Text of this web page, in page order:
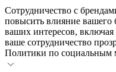
Сотрудничество с
повысить влияние вашего
ваших интересов,
ваше сотрудничество
Политики по социальным